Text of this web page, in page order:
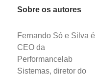
Sobre os autores
Fernando Só e Silva é
CEO da
Performancelab
Sistemas, diretor do